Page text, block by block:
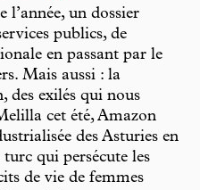
un dossier
publics, de
en passant par le
Mais aussi : la
des exilés qui nous
cet été, Amazon
des Asturies en
qui persécute les
de vie de femmes